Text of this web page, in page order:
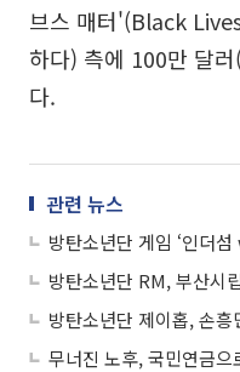
브스 매터'(Black
하다) 측에 100만 달
다.
관련 뉴스
방탄소년단 RM, 부산시
방탄소년단 제이홉, 손
무너진 노후, 국민연금으